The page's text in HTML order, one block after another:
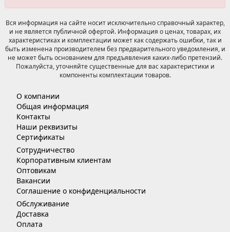
Вся информация на сайте носит исключительно справочный характер,
и не является публичной офертой. Информация о ценах, товарах, их
характеристиках и комплектации может как содержать ошибки, так и
быть изменена производителем без предварительного уведомления, и
не может быть основанием для предъявления каких-либо претензий.
Пожалуйста, уточняйте существенные для вас характеристики и
компоненты комплектации товаров.
О компании
Общая информация
Контакты
Наши реквизиты
Сертификаты
Сотрудничество
Корпоративным клиентам
Оптовикам
Вакансии
Соглашение о конфиденциальности
Обслуживание
Доставка
Оплата